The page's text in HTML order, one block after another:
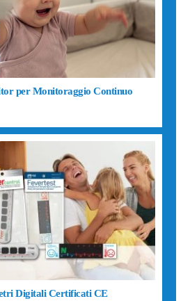
per Monitoraggio Continuo
Digitali Certificati CE